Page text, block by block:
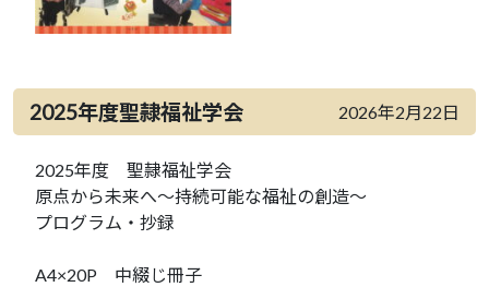
2025年度聖隷福祉学会 2026年2月22日
2025年度 聖隷福祉学会
原点から未来へ～持続可能な福祉の創造～
プログラム・抄録
A4×20P 中綴じ冊子